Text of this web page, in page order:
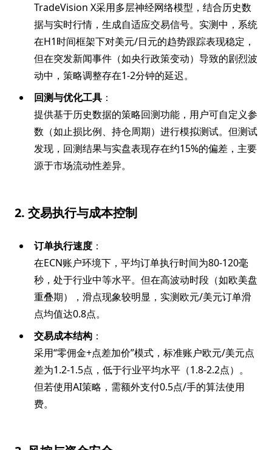
TradeVision X采用多层神经网络模型，结合历史数
据与实时行情，生成自适应交易信号。实测中，系统
在H1时间框架下对美元/日元的趋势跟踪表现稳定，
但在突发新闻事件（如央行政策变动）导致的剧烈波
动中，策略调整存在1-2分钟的延迟。
回测与优化工具 ：
提供基于历史数据的策略回测功能，用户可自定义参
数（如止损比例、持仓周期）进行模拟测试。但测试
发现，回测结果与实盘表现存在约15%的偏差，主要
源于市场流动性差异。
2. 交易执行与成本控制
订单执行速度 ：
在ECN账户环境下，平均订单执行时间为80-120毫
秒，处于行业中等水平。但在高波动时段（如欧美盘
重叠期），滑点现象较明显，实测欧元/美元订单滑
点均值达0.8点。
交易成本结构 ：
采用“零佣金+点差加价”模式，标准账户欧元/美元点
差为1.2-1.5点，低于行业平均水平（1.8-2.2点）。
但若使用AI策略，需额外支付0.5点/手的算法使用
费。